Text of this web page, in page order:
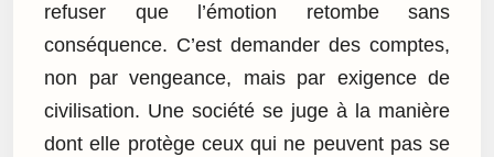
refuser que l’émotion retombe sans
conséquence. C’est demander des comptes,
non par vengeance, mais par exigence de
civilisation. Une société se juge à la manière
dont elle protège ceux qui ne peuvent pas se